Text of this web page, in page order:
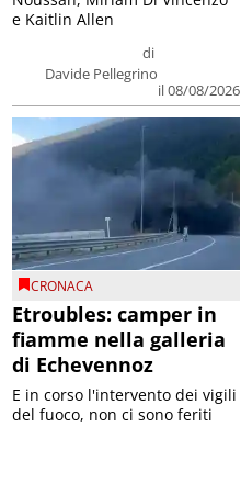
di
Davide Pellegrino
il 08/08/2026
e Kaitlin Allen
CRONACA
Etroubles: camper in
fiamme nella galleria
di Echevennoz
E in corso l'intervento dei vigili
del fuoco, non ci sono feriti